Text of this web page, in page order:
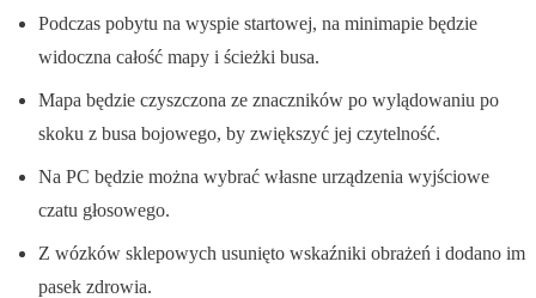
Podczas pobytu na wyspie startowej, na minimapie będzie
widoczna całość mapy i ścieżki busa.
Mapa będzie czyszczona ze znaczników po wylądowaniu po
skoku z busa bojowego, by zwiększyć jej czytelność.
Na PC będzie można wybrać własne urządzenia wyjściowe
czatu głosowego.
Z wózków sklepowych usunięto wskaźniki obrażeń i dodano im
pasek zdrowia.